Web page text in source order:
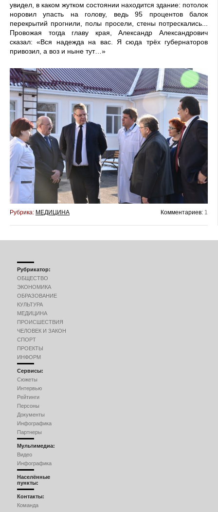
увидел, в каком жутком состоянии находится здание: потолок
норовил упасть на голову, ведь 95 процентов балок
перекрытий прогнили, полы просели, стены потрескались...
Провожая тогда главу края, Александр Александрович
сказал: «Вся надежда на вас. Я сюда трёх губернаторов
привозил, а воз и ныне тут…»
Рубрика: МЕДИЦИНА Комментариев: 1
Рубрикатор:
ОБЩЕСТВО
ЭКОНОМИКА
ОБРАЗОВАНИЕ
КУЛЬТУРА
МЕДИЦИНА
ПРОИСШЕСТВИЯ
ЧЕЛОВЕК И ЗАКОН
СПОРТ
ПРОЕКТЫ
ИНФОРМ
Сервисы:
Сюжеты
Интервью
Рейтинги
Персоны
Документы
Инфографика
Партнеры
Мультимедиа:
Видео
Инфографика
Населённые
пункты:
Контакты:
Команда